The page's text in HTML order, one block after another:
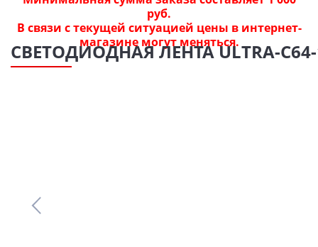
руб.
В связи с текущей ситуацией цены в интернет-
магазине могут меняться.
СВЕТОДИОДНАЯ ЛЕНТА ULTRA-